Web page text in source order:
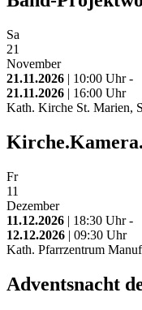
Sa
21
November
21.11.2026 | 10:00 Uhr -
21.11.2026 | 16:00 Uhr
Kath. Kirche St. Marien,
Fr
11
Dezember
11.12.2026 | 18:30 Uhr -
12.12.2026 | 09:30 Uhr
Kath. Pfarrzentrum
Adventsnacht